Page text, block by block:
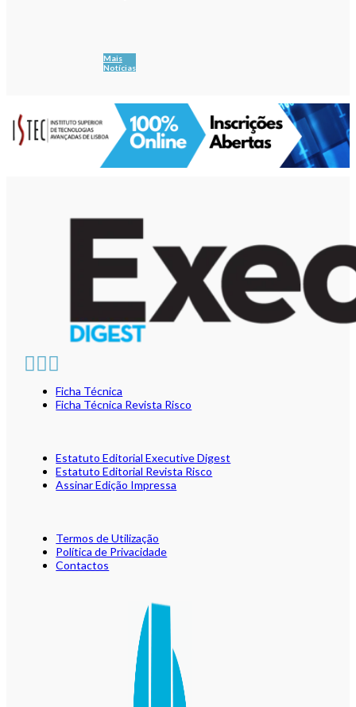
Mais
Notícias
Ficha Técnica
Ficha Técnica Revista Risco
Estatuto Editorial Executive Digest
Estatuto Editorial Revista Risco
Assinar Edição Impressa
Termos de Utilização
Política de Privacidade
Contactos